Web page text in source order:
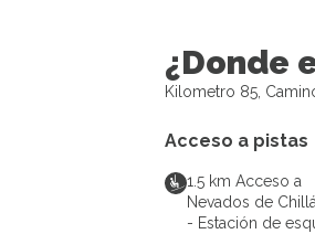
¿Donde
Kilometro 85,
Acceso a pistas
1.5 km Acceso a
Nevados de
- Estación de